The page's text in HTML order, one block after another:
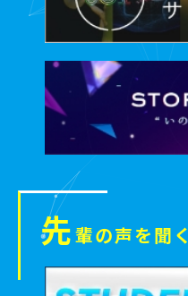
先輩の声を聞く